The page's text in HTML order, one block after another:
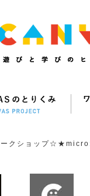
クショップ